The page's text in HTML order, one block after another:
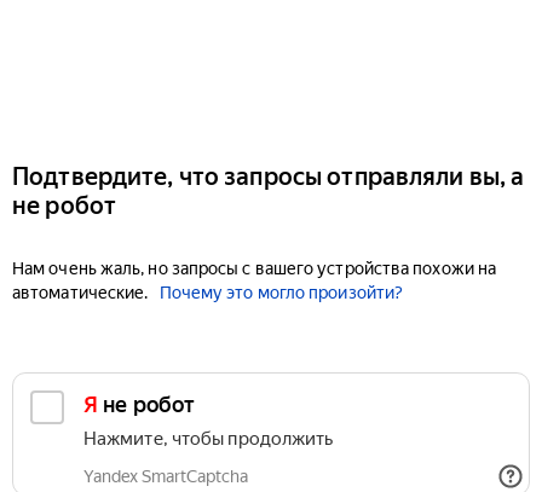
Подтвердите, что запросы отправляли вы, а
не робот
Нам очень жаль, но запросы с вашего устройства похожи на
автоматические.
Почему это могло произойти?
Я не робот
Нажмите, чтобы продолжить
Yandex SmartCaptcha